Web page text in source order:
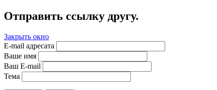
Отправить ссылку другу.
Закрыть окно
E-mail адресата
Ваше имя
Ваш E-mail
Тема